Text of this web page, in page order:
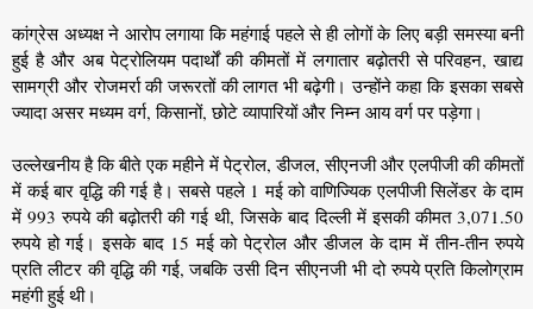
कांग्रेस अध्यक्ष ने आरोप लगाया कि महंगाई पहले से ही लोगों के लिए बड़ी समस्या बनी
हुई है और अब पेट्रोलियम पदार्थों की कीमतों में लगातार बढ़ोतरी से परिवहन, खाद्य
सामग्री और रोजमर्रा की जरूरतों की लागत भी बढ़ेगी। उन्होंने कहा कि इसका सबसे
ज्यादा असर मध्यम वर्ग, किसानों, छोटे व्यापारियों और निम्न आय वर्ग पर पड़ेगा।
उल्लेखनीय है कि बीते एक महीने में पेट्रोल, डीजल, सीएनजी और एलपीजी की कीमतों
में कई बार वृद्धि की गई है। सबसे पहले 1 मई को वाणिज्यिक एलपीजी सिलेंडर के दाम
में 993 रुपये की बढ़ोतरी की गई थी, जिसके बाद दिल्ली में इसकी कीमत 3,071.50
रुपये हो गई। इसके बाद 15 मई को पेट्रोल और डीजल के दाम में तीन-तीन रुपये
प्रति लीटर की वृद्धि की गई, जबकि उसी दिन सीएनजी भी दो रुपये प्रति किलोग्राम
महंगी हुई थी।